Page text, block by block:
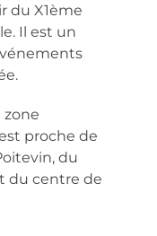
du X1ème
Il est un
zone
proche de
du
du centre de